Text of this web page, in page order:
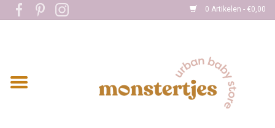
0 Artikelen - €0,00
Home
Kleding